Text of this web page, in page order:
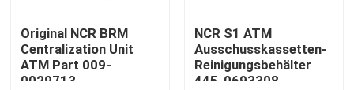
Qualitätskontrolle
Treten Sie mit uns in Verbindung
Original NCR BRM
Centralization Unit
ATM Part 009-
0029713
NCR S1 ATM
Ausschusskassetten-
Reinigungsbehälter
445-0693308